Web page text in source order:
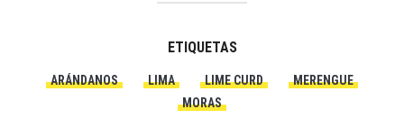
ETIQUETAS
ARÁNDANOS LIMA LIME CURD
MERENGUE
MORAS